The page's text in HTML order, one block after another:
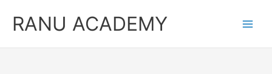
contentRANU ACADEMY